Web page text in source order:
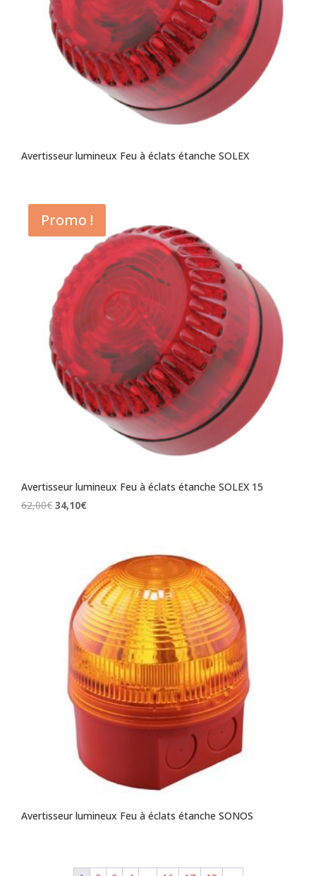
Avertisseur lumineux Feu à éclats étanche SOLEX
Promo !
Avertisseur lumineux Feu à éclats étanche SOLEX 15
62,00€ Le
34,10€Le
34,10€.
Avertisseur lumineux Feu à éclats étanche SONOS